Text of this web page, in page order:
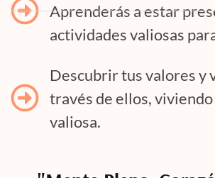
Aprenderás a estar
actividades valiosas
Descubrir tus valores y
través de ellos, viviendo
valiosa.